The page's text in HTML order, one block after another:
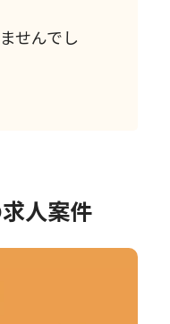
せんでし
人案件